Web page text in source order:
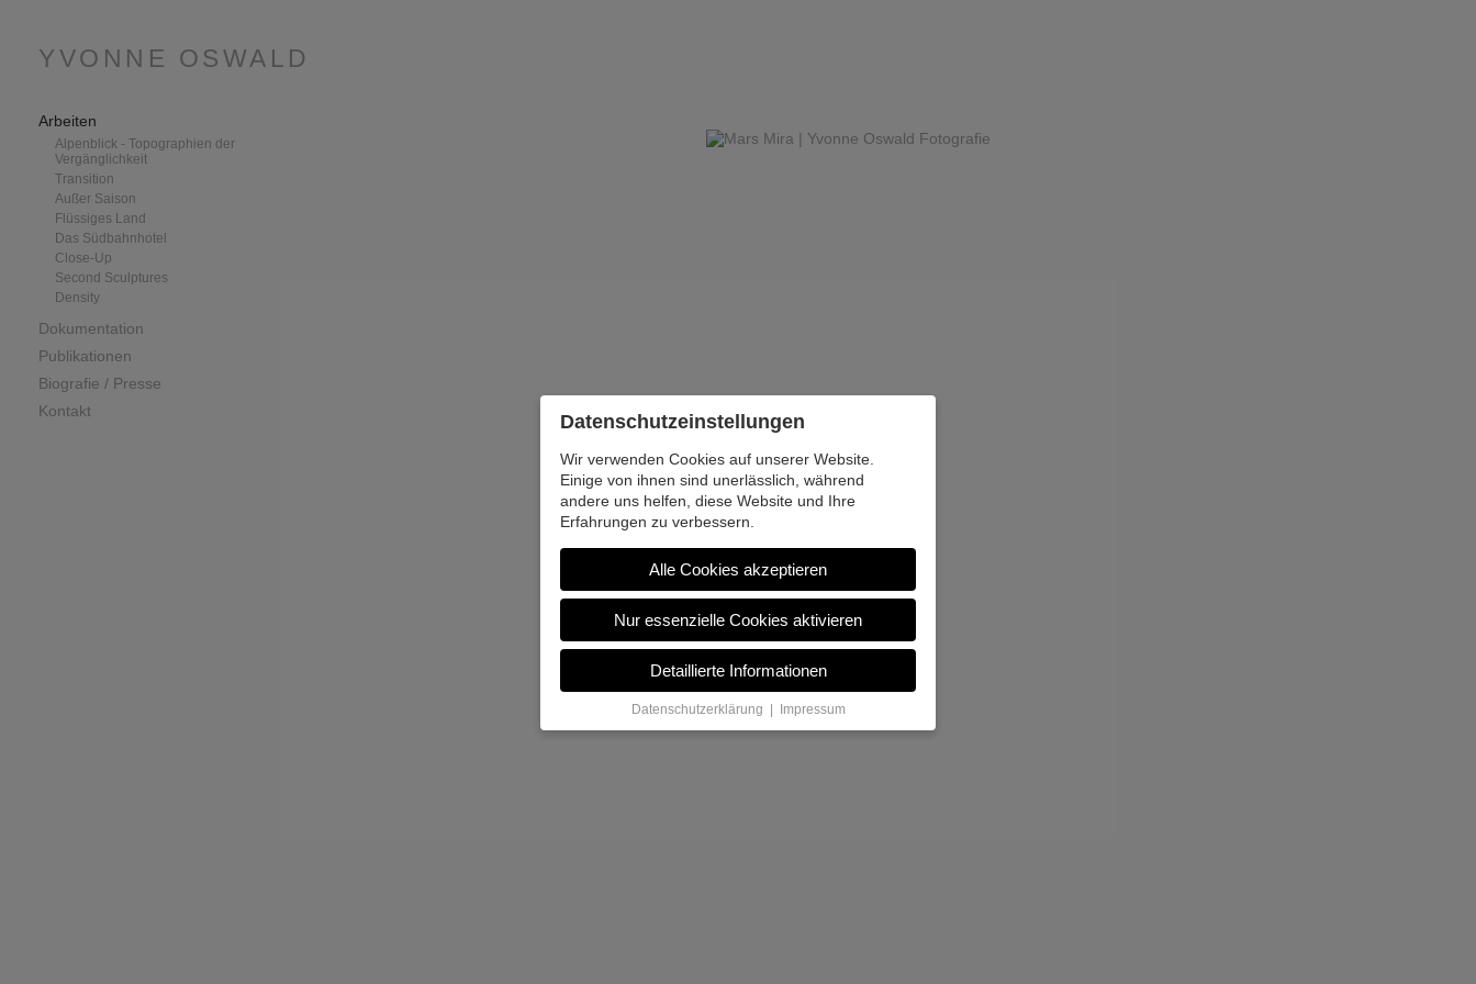
YVONNE OSWALD
Arbeiten
Alpenblick - Topographien der
Vergänglichkeit
Transition
Außer Saison
Flüssiges Land
Das Südbahnhotel
Close-Up
Second Sculptures
Density
Dokumentation
Publikationen
Biografie / Presse
Kontakt
Datenschutz­einstellungen
Wir verwenden Cookies auf unserer Website.
Einige von ihnen sind unerlässlich, während
andere uns helfen, diese Website und Ihre
Erfahrungen zu verbessern.
Alle Cookies akzeptieren
Nur essenzielle Cookies aktivieren
Detaillierte Informationen
Datenschutzerklärung | Impressum